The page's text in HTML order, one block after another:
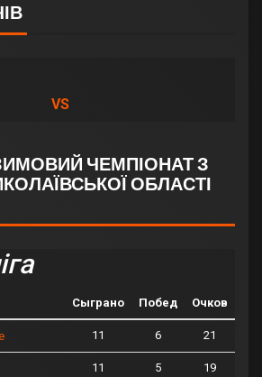
VS
ЧЕМПІОНАТ З
ОБЛАСТІ
Сыграно Побед Очков
11 6 21
11 5 19